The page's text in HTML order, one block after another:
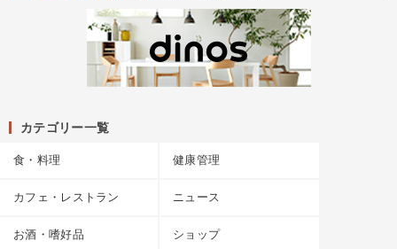
カテゴリー一覧
食・料理 健康管理
カフェ・レストラン ニュース
お酒・嗜好品 ショップ